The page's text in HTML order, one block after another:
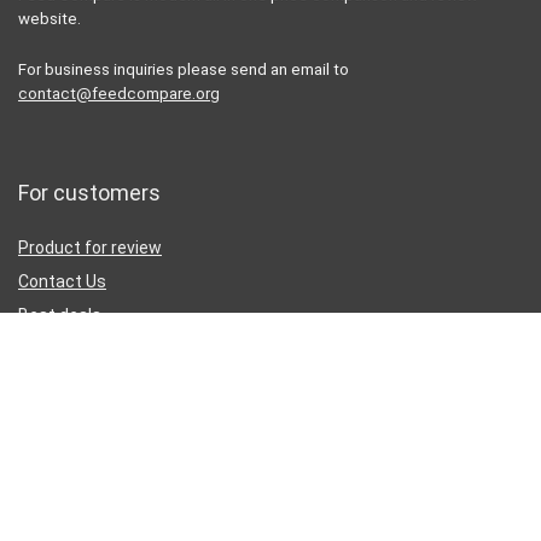
website.
For business inquiries please send an email to
contact@feedcompare.org
For customers
Product for review
Contact Us
Best deals